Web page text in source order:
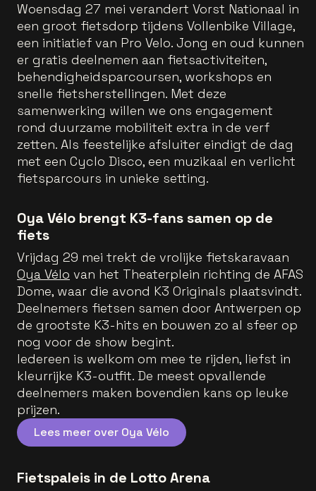
Woensdag 27 mei verandert Vorst Nationaal in
een groot fietsdorp tijdens Vollenbike Village,
een initiatief van Pro Velo. Jong en oud kunnen
er gratis deelnemen aan fietsactiviteiten,
behendigheidsparcoursen, workshops en
snelle fietsherstellingen. Met deze
samenwerking willen we ons engagement
rond duurzame mobiliteit extra in de verf
zetten. Als feestelijke afsluiter eindigt de dag
met een Cyclo Disco, een muzikaal en verlicht
fietsparcours in unieke setting.
Oya Vélo brengt K3-fans samen op de
fiets
Vrijdag 29 mei trekt de vrolijke fietskaravaan
Oya Vélo van het Theaterplein richting de AFAS
Dome, waar die avond K3 Originals plaatsvindt.
Deelnemers fietsen samen door Antwerpen op
de grootste K3-hits en bouwen zo al sfeer op
nog voor de show begint.
Iedereen is welkom om mee te rijden, liefst in
kleurrijke K3-outfit. De meest opvallende
deelnemers maken bovendien kans op leuke
prijzen.
Lees meer over Oya Vélo
Fietspaleis in de Lotto Arena